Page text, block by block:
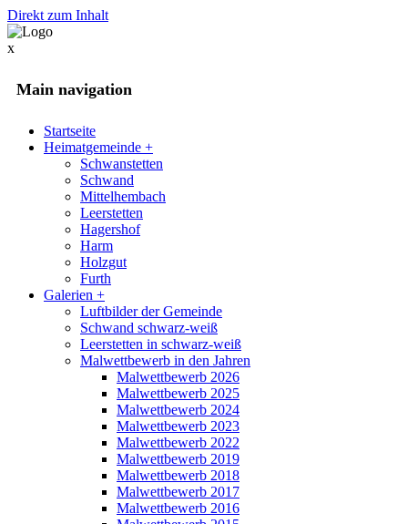
Direkt zum Inhalt
x
Main navigation
Startseite
Heimatgemeinde +
Schwanstetten
Schwand
Mittelhembach
Leerstetten
Hagershof
Harm
Holzgut
Furth
Galerien +
Luftbilder der Gemeinde
Schwand schwarz-weiß
Leerstetten in schwarz-weiß
Malwettbewerb in den Jahren
Malwettbewerb 2026
Malwettbewerb 2025
Malwettbewerb 2024
Malwettbewerb 2023
Malwettbewerb 2022
Malwettbewerb 2019
Malwettbewerb 2018
Malwettbewerb 2017
Malwettbewerb 2016